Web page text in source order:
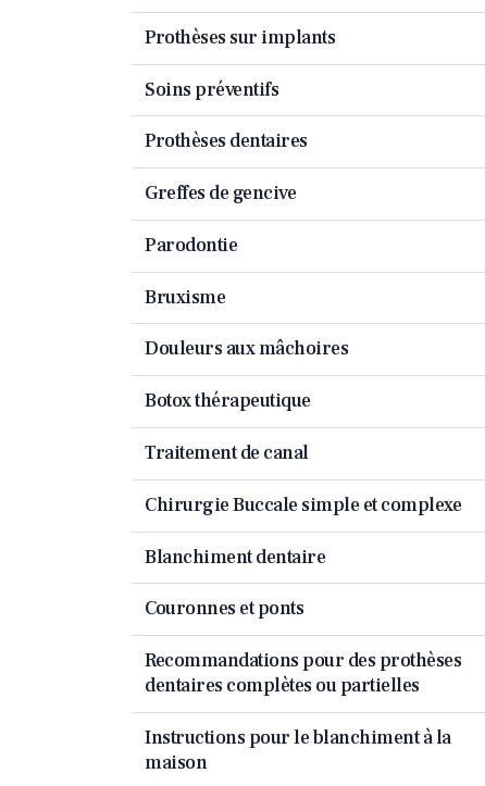
Prothèses sur implants
Soins préventifs
Prothèses dentaires
Greffes de gencive
Parodontie
Bruxisme
Douleurs aux mâchoires
Botox thérapeutique
Traitement de canal
Chirurgie Buccale simple et complexe
Blanchiment dentaire
Couronnes et ponts
Recommandations pour des prothèses
dentaires complètes ou partielles
Instructions pour le blanchiment à la
maison